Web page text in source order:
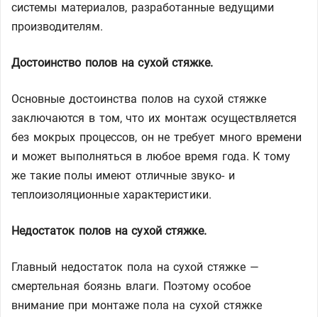
системы материалов, разработанные ведущими
производителям.
Достоинство полов на сухой стяжке.
Основные достоинства полов на сухой стяжке
заключаются в том, что их монтаж осуществляется
без мокрых процессов, он не требует много времени
и может выполняться в любое время года. К тому
же такие полы имеют отличные звуко- и
теплоизоляционные характеристики.
Недостаток полов на сухой стяжке.
Главный недостаток пола на сухой стяжке —
смертельная боязнь влаги. Поэтому особое
внимание при монтаже пола на сухой стяжке